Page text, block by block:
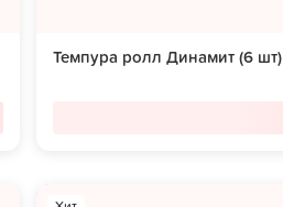
Темпура ролл Динамит (6 шт)